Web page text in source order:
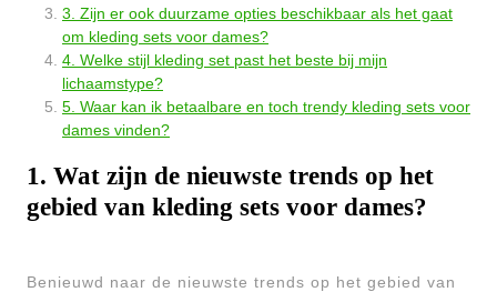
3. Zijn er ook duurzame opties beschikbaar als het gaat
om kleding sets voor dames?
4. Welke stijl kleding set past het beste bij mijn
lichaamstype?
5. Waar kan ik betaalbare en toch trendy kleding sets voor
dames vinden?
1. Wat zijn de nieuwste trends op het
gebied van kleding sets voor dames?
Benieuwd naar de nieuwste trends op het gebied van